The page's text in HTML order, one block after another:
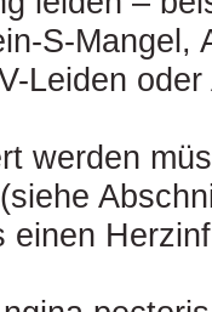
S-Mangel,
Leiden
werden
einen